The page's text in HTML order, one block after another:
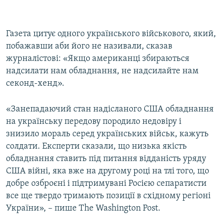
Газета цитує одного українського військового, який,
побажавши аби його не називали, сказав
журналістові: «Якщо американці збираються
надсилати нам обладнання, не надсилайте нам
секонд-хенд».
«Занепадаючий стан надісланого США обладнання
на українську передову породило недовіру і
знизило мораль серед українських військ, кажуть
солдати. Експерти сказали, що низька якість
обладнання ставить під питання відданість уряду
США війні, яка вже на другому році на тлі того, що
добре озброєні і підтримувані Росією сепаратисти
все ще твердо тримають позиції в східному регіоні
України», – пише The Washington Post.